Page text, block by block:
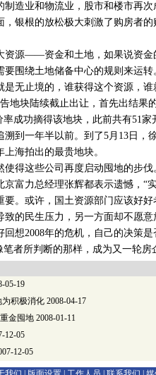
制造业和物流业，股市和楼市再
，银根的放松极大刺激了购房者
源——资金和土地，如果说资金
要围绕土地储备中心的规则来运
无止境的，谁获得这个资源，谁
块陆续截止出让，首先出结果
成功摘得该地块，此前共有51
到一年半以前。到了5月13日，
海拍出的最贵地块。
这些公司再度启动囤地的步伐
富力总经理张辉都表示遗憾，“
。或许，国土资源部门应该好
的民生压力，另一方面却不愿
想2008年的危机，自己的决策是
所判断的那样，成为又一轮房
05-19
积极消化 2008-04-17
金囤地 2008-01-11
12-05
12-05